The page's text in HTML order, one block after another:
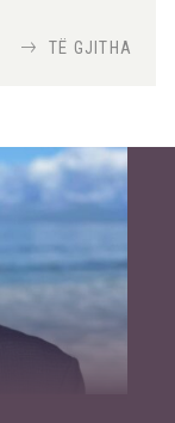
TË GJITHA